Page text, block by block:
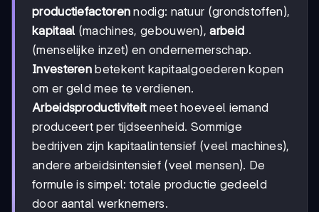
productiefactoren nodig: natuur (grondstoffen),
kapitaal (machines, gebouwen),arbeid
(menselijke inzet) en ondernemerschap.
Investeren betekent kapitaalgoederen kopen
om er geld mee te verdienen.
Arbeidsproductiviteitmeet hoeveel iemand
produceert per tijdseenheid. Sommige
bedrijven zijn kapitaalintensief (veel machines),
andere arbeidsintensief (veel mensen). De
formule is simpel: totale productie gedeeld
door aantal werknemers.